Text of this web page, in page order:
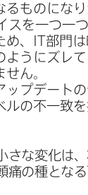
る​ものに​なり
スを​一つ​一
、
IT部門
ように​ズレ
ん。
ップデートの​
ルの​不一致
さな​変化は、​
痛の​種と​な